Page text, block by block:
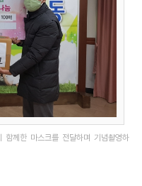
께한 마스크를 전달하며 기념촬영하